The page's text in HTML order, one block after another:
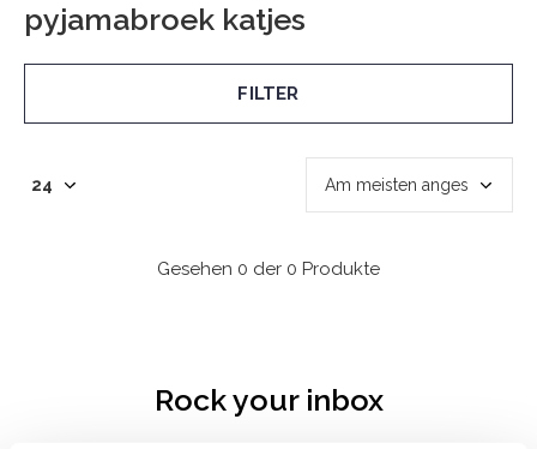
pyjamabroek katjes
FILTER
Gesehen 0 der 0 Produkte
Rock your inbox